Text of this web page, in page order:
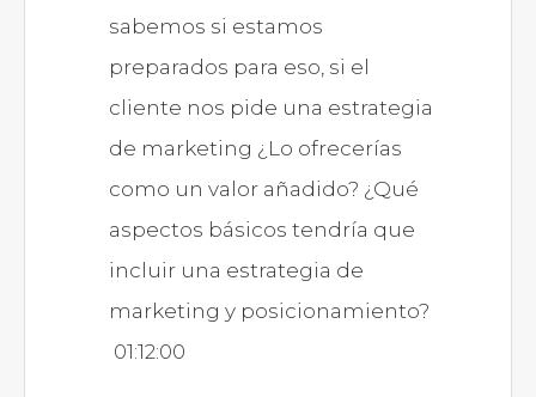
sabemos si estamos
preparados para eso, si el
cliente nos pide una estrategia
de marketing ¿Lo ofrecerías
como un valor añadido? ¿Qué
aspectos básicos tendría que
incluir una estrategia de
marketing y posicionamiento?
01:12:00